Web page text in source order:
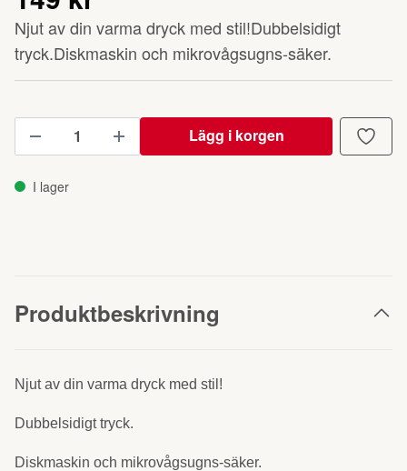
Njut av din varma dryck med stil!Dubbelsidigt
tryck.Diskmaskin och mikrovågsugns-säker.
Lägg i korgen
I lager
Produktbeskrivning
Njut av din varma dryck med stil!
Dubbelsidigt tryck.
Diskmaskin och mikrovågsugns-säker.